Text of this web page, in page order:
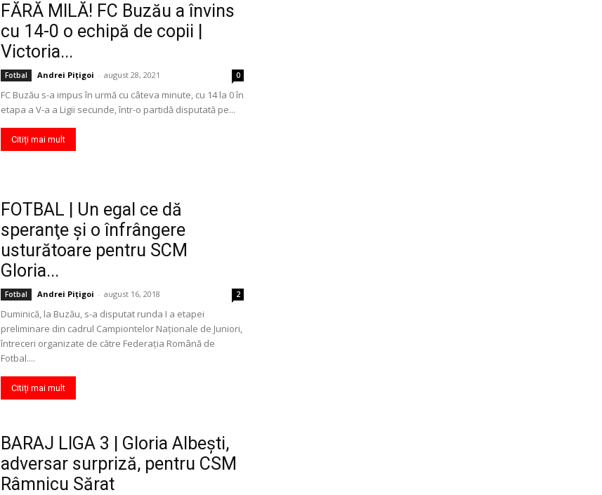
FĂRĂ MILĂ! FC Buzău a învins
cu 14-0 o echipă de copii |
Victoria...
Fotbal Andrei Pițigoi - august 28, 2021 0
FC Buzău s-a impus în urmă cu câteva minute, cu 14 la 0 în
etapa a V-a a Ligii secunde, într-o partidă disputată pe...
Citiți mai mult
FOTBAL | Un egal ce dă
speranţe şi o înfrângere
usturătoare pentru SCM
Gloria...
Fotbal Andrei Pițigoi - august 16, 2018 2
Duminică, la Buzău, s-a disputat runda I a etapei
preliminare din cadrul Campiontelor Naţionale de Juniori,
întreceri organizate de către Federaţia Română de
Fotbal....
Citiți mai mult
BARAJ LIGA 3 | Gloria Albești,
adversar surpriză, pentru CSM
Râmnicu Sărat